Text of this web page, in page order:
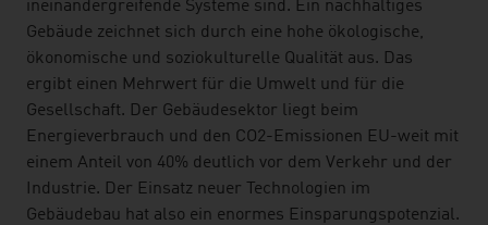
ineinandergreifende Systeme sind. Ein nachhaltiges
Gebäude zeichnet sich durch eine hohe ökologische,
ökonomische und soziokulturelle Qualität aus. Das
ergibt einen Mehrwert für die Umwelt und für die
Gesellschaft. Der Gebäudesektor liegt beim
Energieverbrauch und den CO2-Emissionen EU-weit mit
einem Anteil von 40% deutlich vor dem Verkehr und der
Industrie. Der Einsatz neuer Technologien im
Gebäudebau hat also ein enormes Einsparungspotenzial.